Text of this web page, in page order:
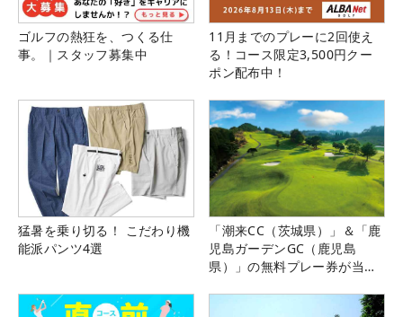
ゴルフの熱狂を、つくる仕
事。｜スタッフ募集中
11月までのプレーに2回使え
る！コース限定3,500円クー
ポン配布中！
猛暑を乗り切る！ こだわり機
能派パンツ4選
「潮来CC（茨城県）」＆「鹿
児島ガーデンGC（鹿児島
県）」の無料プレー券が当た